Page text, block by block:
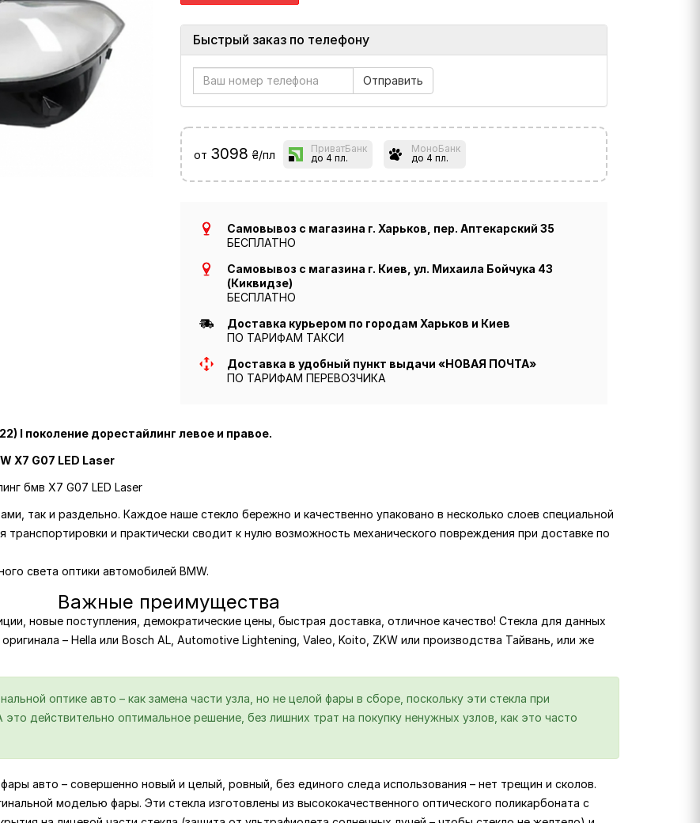
Быстрый заказ по телефону
от 3098 ₴/пл
ПриватБанк
до 4 пл.
МоноБанк
до 4 пл.
Самовывоз с магазина г. Харьков, пер. Аптекарский 35
БЕСПЛАТНО
Самовывоз с магазина г. Киев, ул. Михаила Бойчука 43
(Киквидзе)
БЕСПЛАТНО
Доставка курьером по городам Харьков и Киев
ПО ТАРИФАМ ТАКСИ
Доставка в удобный пункт выдачи «НОВАЯ ПОЧТА»
ПО ТАРИФАМ ПЕРЕВОЗЧИКА
I поколение дорестайлинг левое и правое.
X7 G07 LED Laser
бмв X7 G07 LED Laser
так и раздельно. Каждое наше стекло бережно и качественно упаковано в несколько слоев специальной
и практически сводит к нулю возможность механического повреждения при доставке по
света оптики автомобилей BMW.
Важные преимущества
новые поступления, демократические цены, быстрая доставка, отличное качество! Стекла для данных
– Hella или Bosch AL, Automotive Lightening, Valeo, Koito, ZKW или производства Тайвань, или же
оптике авто – как замена части узла, но не целой фары в сборе, поскольку эти стекла при
действительно оптимальное решение, без лишних трат на покупку ненужных узлов, как это часто
авто – совершенно новый и целый, ровный, без единого следа использования – нет трещин и сколов.
моделью фары. Эти стекла изготовлены из высококачественного оптического поликарбоната с